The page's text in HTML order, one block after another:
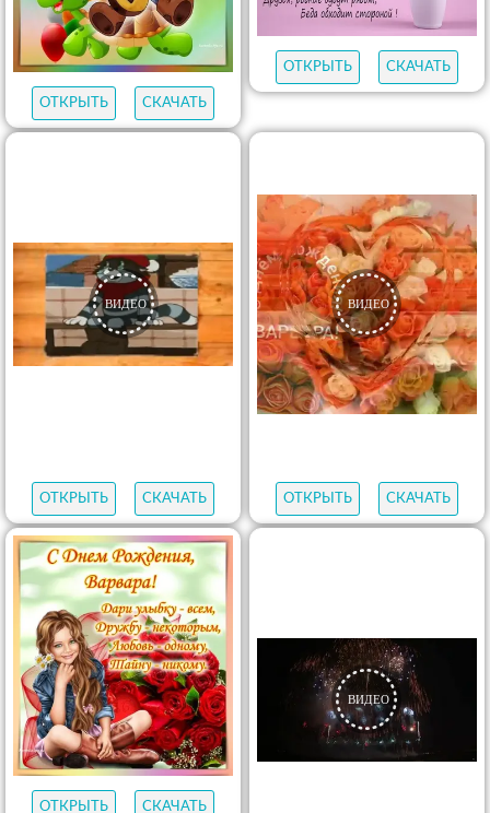
ОТКРЫТЬ СКАЧАТЬ
ОТКРЫТЬ СКАЧАТЬ
ОТКРЫТЬ СКАЧАТЬ ОТКРЫТЬ СКАЧАТЬ
ОТКРЫТЬ СКАЧАТЬ